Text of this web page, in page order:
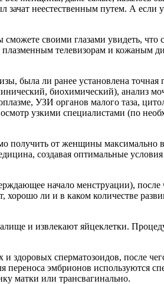
неестественным путем. А если
своими глазами увидеть, что
телевизорам и кожаным
была ли ранее установлена точная
биохимический), анализ
УЗИ органов малого таза,
узкими специалистами (по
получить от женщины максимально
создавая оптимальные
начало менструации), после
ли и в каком количестве
и извлекают яйцеклетки.
здоровых сперматозоидов, после
переноса эмбрионов используются
матки или трансвагинально.